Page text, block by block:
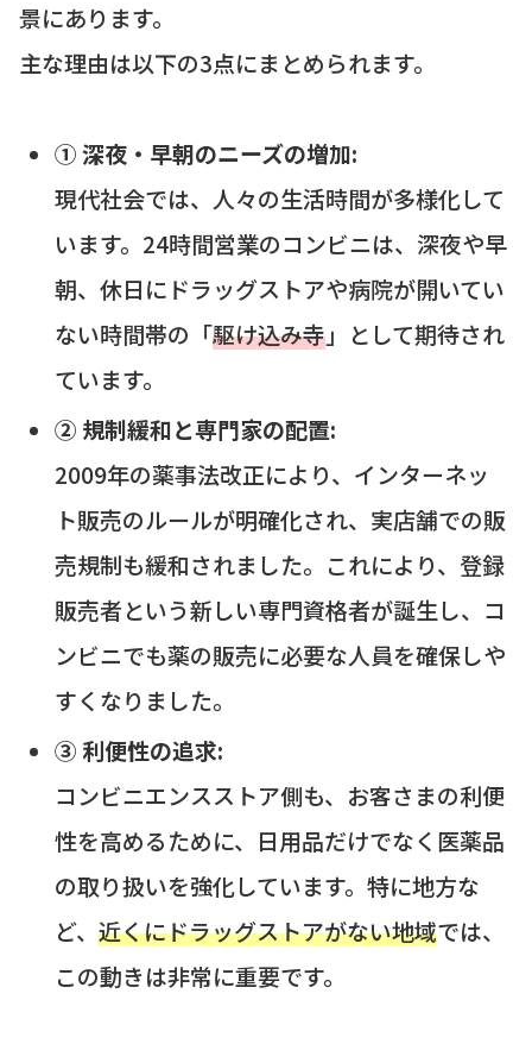
景にあります。
主な理由は以下の3点にまとめられます。
① 深夜・早朝のニーズの増加:
現代社会では、人々の生活時間が多様化して
います。24時間営業のコンビニは、深夜や早
朝、休日にドラッグストアや病院が開いてい
ない時間帯の「駆け込み寺」として期待され
ています。
② 規制緩和と専門家の配置:
2009年の薬事法改正により、インターネッ
ト販売のルールが明確化され、実店舗での販
売規制も緩和されました。これにより、登録
販売者という新しい専門資格者が誕生し、コ
ンビニでも薬の販売に必要な人員を確保しや
すくなりました。
③ 利便性の追求:
コンビニエンスストア側も、お客さまの利便
性を高めるために、日用品だけでなく医薬品
の取り扱いを強化しています。特に地方な
ど、 近くにドラッグストアがない地域では、
この動きは非常に重要です。